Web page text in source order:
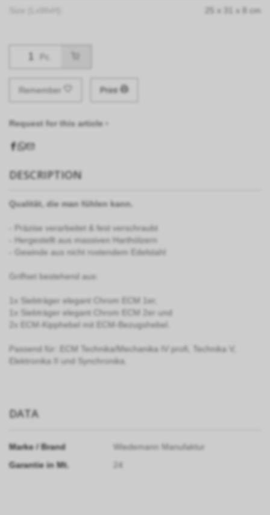
x x cm
Pc.
Remember Print
Request for this article ›
DESCRIPTION
Qualität, die man fühlen kann.
- Präzise verarbeitet & fest verschraubt
- Hergestellt aus massiven Harthölzern
- Gewinde aus nicht rostendem Edelstahl
Griffset bestehend aus:
1x Siebträger elegant Chrom ECM 1er,
1x Siebträger elegant Chrom ECM 2er und
2x ECM-Kipphebel mit ECM-Bezugshebel.
Passend für: ECM Technika/Mechanika IV profi, Technika V,
Elektronika II und Synchronika.
DATA
Marke / Brand
Wiedemann Manufaktur
Garantie in Mt.
24